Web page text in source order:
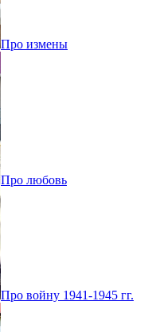
Про измены
Про любовь
Про войну 1941-1945 гг.